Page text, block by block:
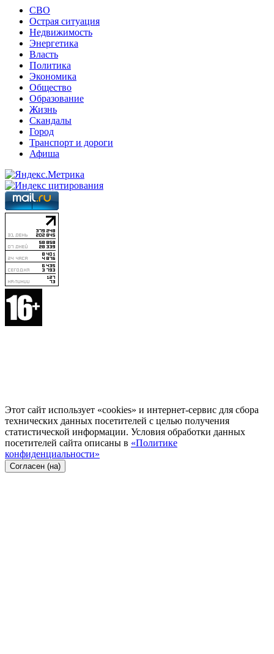
СВО
Острая ситуация
Недвижимость
Энергетика
Власть
Политика
Экономика
Общество
Образование
Жизнь
Скандалы
Город
Транспорт и дороги
Афиша
Этот сайт использует «cookies» и интернет-сервис для сбора
технических данных посетителей с целью получения
статистической информации. Условия обработки данных
посетителей сайта описаны в «Политике
конфиденциальности»
Согласен (на)